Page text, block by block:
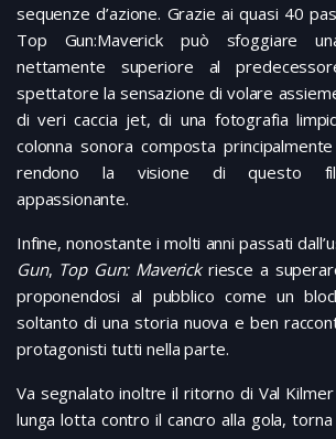
sequenze d’azione. Grazie ai quasi 40
Top Gun:Maverick può sfoggiare
nettamente superiore al
spettatore la sensazione di volare
di veri caccia jet, di una fotografia
colonna sonora composta
rendono la visione di questo film
appassionante.
Infine, nonostante i molti anni passati
Gun, Top Gun: Maverickriesce a
proponendosi al pubblico come un
soltanto di una storia nuova e ben
protagonisti tutti nella parte.
Va segnalato inoltre il ritorno di Val
lunga lotta contro il cancro alla gola,